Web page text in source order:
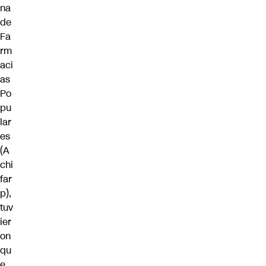
na
de
Fa
rm
aci
as
Po
pu
lar
es
(A
chi
far
p),
tuv
ier
on
qu